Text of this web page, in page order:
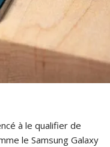
à le qualifier de
le Samsung Galaxy